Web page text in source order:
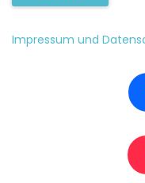
Impressum und